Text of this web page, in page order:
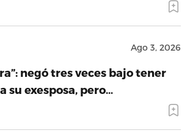
Ago 3, 2026
negó tres veces bajo tener
su exesposa, pero…